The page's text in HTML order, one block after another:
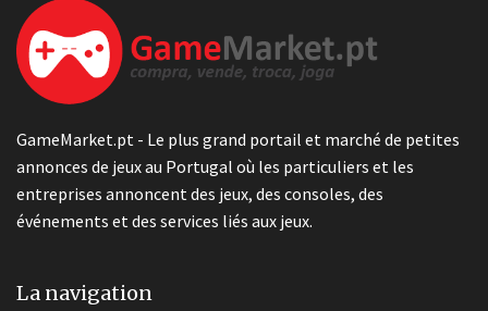
GameMarket.pt - Le plus grand portail et marché de petites
annonces de jeux au Portugal où les particuliers et les
entreprises annoncent des jeux, des consoles, des
événements et des services liés aux jeux.
La navigation